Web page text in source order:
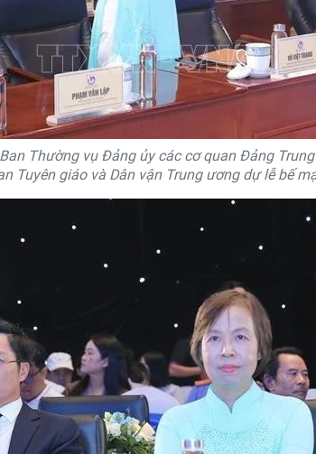
Thường vụ Đảng ủy các cơ quan Đảng
Tuyên giáo và Dân vận Trung ương dự lễ bế